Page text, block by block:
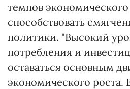
темпов экономического
способствовать
политики. "Высокий
потребления и
оставаться основным
экономического роста.